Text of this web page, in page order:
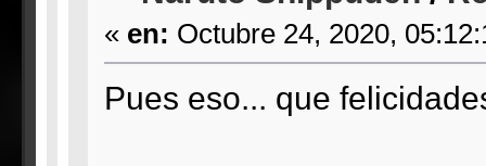
« en: Octubre 24, 2020,
Pues eso... que